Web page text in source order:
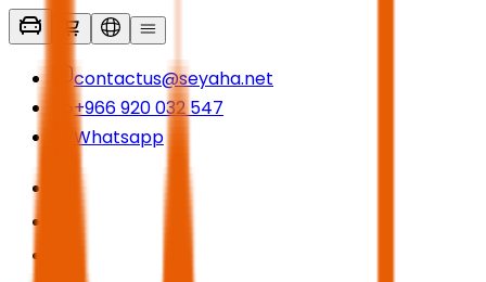
contactus@seyaha.net
+966 920 032 547
Whatsapp